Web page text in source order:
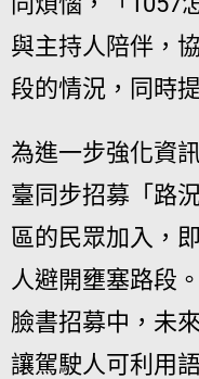
與主持人陪伴，
段的情況，同時
為進一步強化資
臺同步招募「路
區的民眾加入，
人避開壅塞路段
臉書招募中，未
讓駕駛人可利用